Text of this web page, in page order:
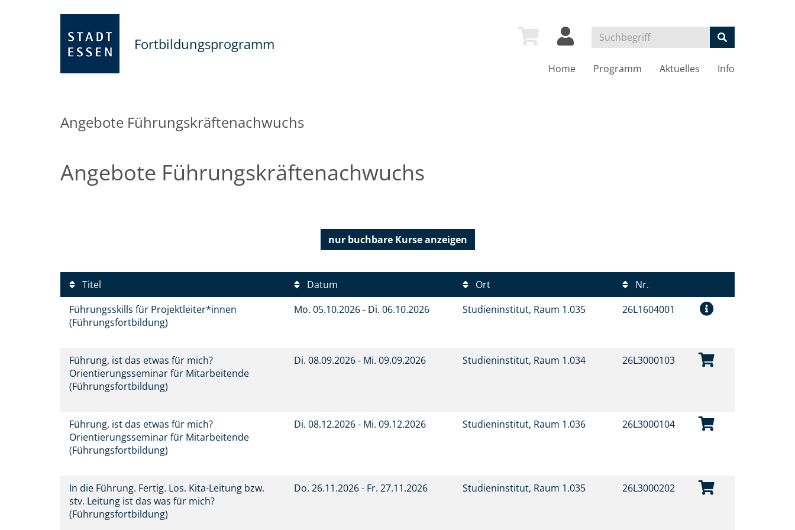
Fortbildungsprogramm
Home Programm Aktuelles Info
Angebote Führungskräftenachwuchs
Angebote Führungskräftenachwuchs
nur buchbareKurse anzeigen
Titel Datum Ort
Nr.
Führungsskills für Projektleiter*innen
(Führungsfortbildung)
Mo. 05.10.2026 - Di. 06.10.2026 Studieninstitut, Raum 1.035 26L1604001
Führung, ist das etwas für mich?
Orientierungsseminar für Mitarbeitende
(Führungsfortbildung)
Di. 08.09.2026 - Mi. 09.09.2026 Studieninstitut, Raum 1.034 26L3000103
Führung, ist das etwas für mich?
Orientierungsseminar für Mitarbeitende
(Führungsfortbildung)
Di. 08.12.2026 - Mi. 09.12.2026 Studieninstitut, Raum 1.036 26L3000104
In die Führung. Fertig. Los. Kita-Leitung bzw.
stv. Leitung ist das was für mich?
(Führungsfortbildung)
Do. 26.11.2026 - Fr. 27.11.2026 Studieninstitut, Raum 1.035 26L3000202